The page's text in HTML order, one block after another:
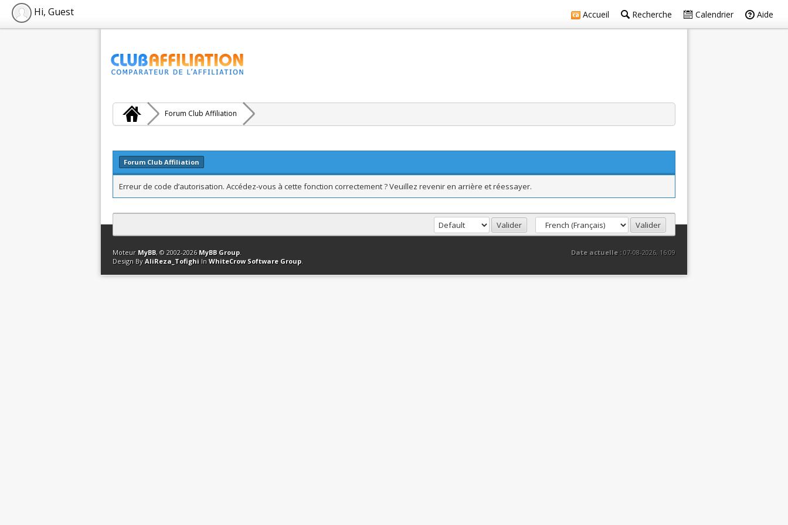
Accueil Recherche Calendrier Aide
Hi, Guest
Forum Club Affiliation
Forum Club Affiliation
Erreur de code d’autorisation. Accédez-vous à cette fonction correctement ? Veuillez revenir en arrière et réessayer.
Contact Club Affiliation Retourner en haut Version bas-débit (Archivé) Syndication RSS
Date actuelle :07-08-2026, 16:09
Moteur MyBB, © 2002-2026 MyBB Group.
Design By AliReza_Tofighi In WhiteCrow Software Group.